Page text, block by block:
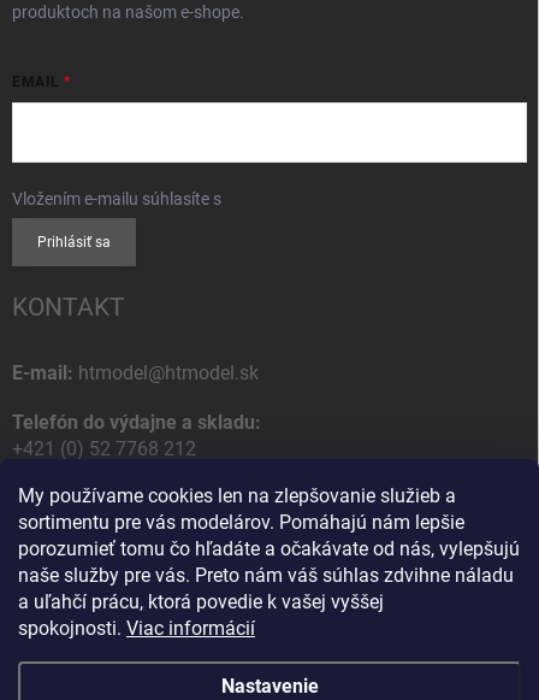
My používame cookies len na zlepšovanie služieb a
sortimentu pre vás modelárov. Pomáhajú nám lepšie
porozumieť tomu čo hľadáte a očakávate od nás, vylepšujú
naše služby pre vás. Preto nám váš súhlas zdvihne náladu
a uľahčí prácu, ktorá povedie k vašej vyššej
spokojnosti. Viac informácií
Nastavenie
produktoch na našom e-shope.
EMAIL
Vložením e-mailu súhlasíte s
Prihlásiť sa
KONTAKT
E-mail: htmodel@htmodel.sk
Telefón do výdajne a skladu:
+421 (0) 52 7768 212
Poštová / Odberná adresa:
HT model
Na letisko 49
058 01 Poprad
Slovenská Republika